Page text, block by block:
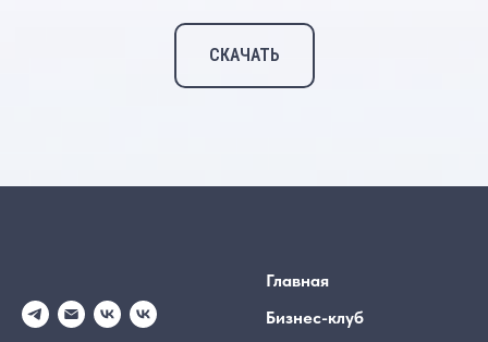
СКАЧАТЬ
Главная
Бизнес-клуб